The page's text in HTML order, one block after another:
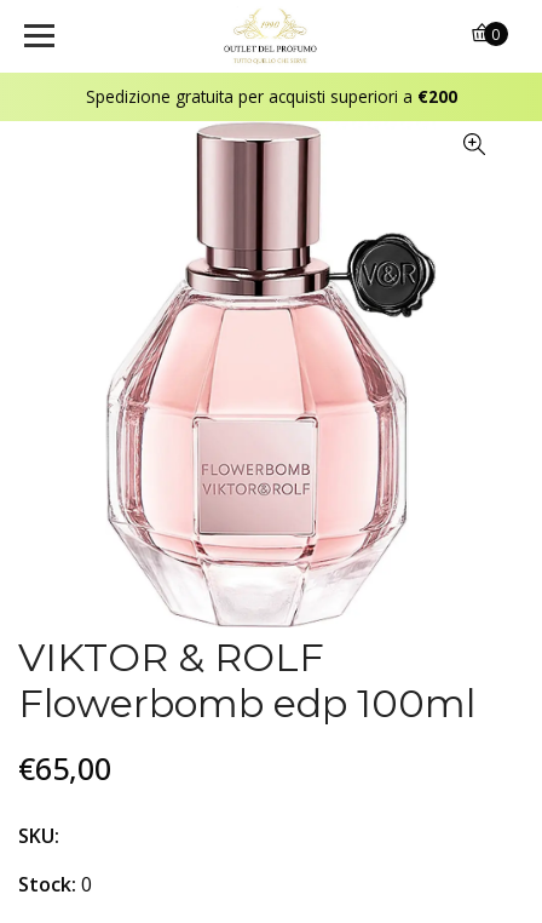
Spedizione gratuita per acquisti superiori a €200
0
VIKTOR & ROLF
Flowerbomb edp 100ml
€65,00
SKU:
Stock: 0